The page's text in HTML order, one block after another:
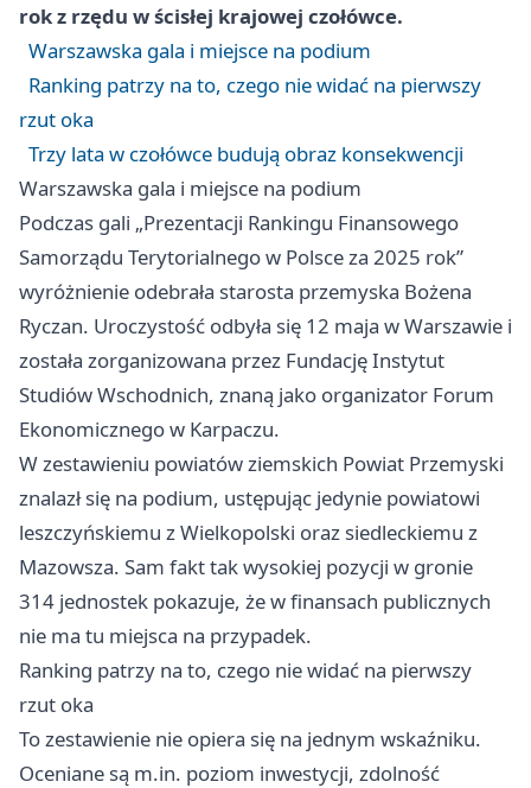
rok z rzędu w ścisłej krajowej czołówce.
Warszawska gala i miejsce na podium
Ranking patrzy na to, czego nie widać na pierwszy
rzut oka
Trzy lata w czołówce budują obraz konsekwencji
Warszawska gala i miejsce na podium
Podczas gali „Prezentacji Rankingu Finansowego
Samorządu Terytorialnego w Polsce za 2025 rok”
wyróżnienie odebrała starosta przemyska Bożena
Ryczan. Uroczystość odbyła się 12 maja wWarszawie i
została zorganizowana przez Fundację Instytut
Studiów Wschodnich, znaną jako organizator Forum
Ekonomicznego w Karpaczu.
W zestawieniu powiatów ziemskich Powiat Przemyski
znalazł się na podium, ustępując jedynie powiatowi
leszczyńskiemu z Wielkopolski oraz siedleckiemu z
Mazowsza. Sam fakt tak wysokiej pozycji w gronie
314 jednostek pokazuje, że w finansach publicznych
nie ma tu miejsca na przypadek.
Ranking patrzy na to, czego nie widać na pierwszy
rzut oka
To zestawienie nie opiera się na jednym wskaźniku.
Oceniane są m.in. poziom inwestycji, zdolność